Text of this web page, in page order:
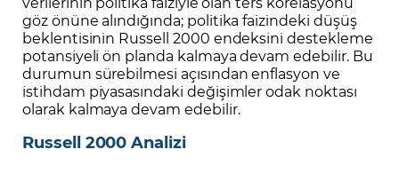
göz önüne alındığında; politika faizindeki düşüş
beklentisinin Russell 2000 endeksini destekleme
potansiyeli ön planda kalmaya devam edebilir. Bu
durumun sürebilmesi açısından enflasyon ve
istihdam piyasasındaki değişimler odak noktası
olarak kalmaya devam edebilir.
Russell 2000 Analizi